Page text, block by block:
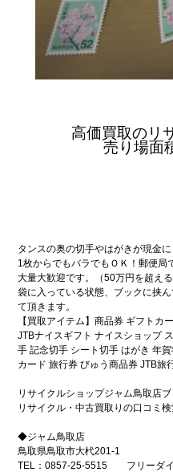
高価買取のリ
売り場面
タンスの奥の切手やはがきが現金に
1枚からでもバラでもＯＫ！郵便局
大量大歓迎です。（50万円を超え
袋に入っている状態、ブックに挟
て頂きます。
【買取アイテム】商品券 ギフトカ
JTBナイスギフト ナイスショップ
手 記念切手 シート切手 はがき 年
カード 旅行券 びゅう商品券 JTB旅
リサイクルショップジャム鳥取店
リサイクル・中古買取りの口コ
◆ジャム鳥取店
鳥取県鳥取市大杙201-1
TEL：0857-25-5515 フリーダイ